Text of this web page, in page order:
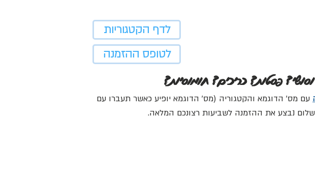
לדף הקטגוריות
לטופס ההזמנה
פסטות? כריכים? חומוסיות?
עם מס' הדוגמא והקטגוריה (מס' הדוגמא יופיע כאשר תעברו עם
נבצע את ההזמנה לשביעות רצונכם המלאה.